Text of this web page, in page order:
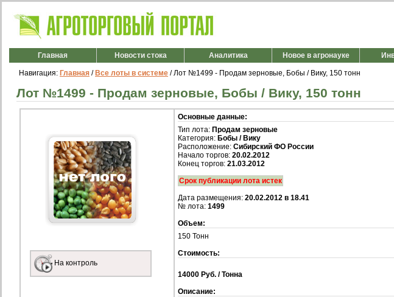
Главная Новости стока Аналитика Новое в агронауке
Навигация: Главная / Все лоты в системе / Лот №1499 - Продам зерновые, Бобы / Вику, 150 тонн
Лот №1499 - Продам зерновые, Бобы / Вику, 150 тонн
На контроль
Основные данные:
Тип лота: Продам зерновые
Категория: Бобы / Вику
Расположение: Сибирский ФО России
Начало торгов: 20.02.2012
Конец торгов: 21.03.2012
Срок публикации лота истек
Дата размещения: 20.02.2012 в 18.41
№ лота: 1499
Объем:
150 Тонн
Стоимость:
14000 Руб. / Тонна
Описание: